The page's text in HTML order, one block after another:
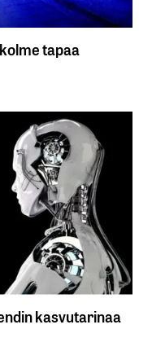
tapaa
kasvutarinaa